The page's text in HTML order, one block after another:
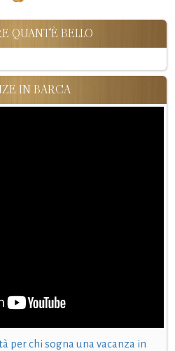
QUANT'È BELLO
IN BARCA
per chi sogna una vacanza in